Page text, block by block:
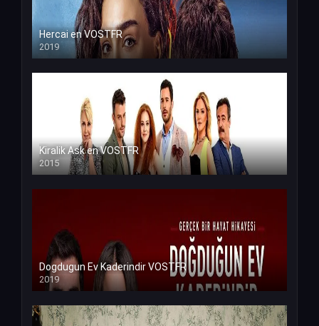
Hercai en VOSTFR
2019
Kiralik Ask en VOSTFR
2015
Dogdugun Ev Kaderindir VOSTFR
2019